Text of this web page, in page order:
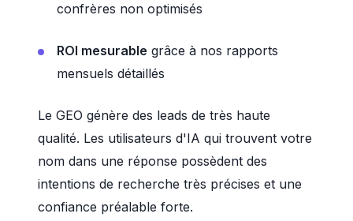
confrères non optimisés
ROI mesurable grâce à nos rapports
mensuels détaillés
Le GEO génère des leads de très haute
qualité. Les utilisateurs d'IA qui trouvent votre
nom dans une réponse possèdent des
intentions de recherche très précises et une
confiance préalable forte.